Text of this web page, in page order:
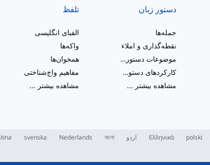
دستور زبان
جمله‌ها
نقطه‌گذاری و املاء
موضوعات دستور زبان متنوع
کارکردهای دستوری
مشاهده بیشتر ...
تلفظ
الفبای انگلیسی
واکه‌ها
همخوان‌ها
مفاهیم واج‌شناختی
مشاهده بیشتر ...
polski
Ελληνικά اردو বাংলা
Nederlands
svenska